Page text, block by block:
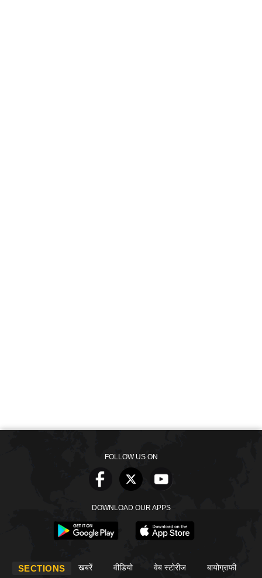
FOLLOW US ON
DOWNLOAD OUR APPS
SECTIONS खबरें वीडियो वेब स्टोरीज बायोग्राफी